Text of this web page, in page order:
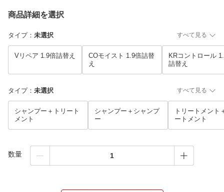
商品詳細を選択
タイプ： 未選択 すべて見る
Vリペア 1.9倍詰替え
COモイスト 1.9倍詰替
え
KRコントロール
詰替え
タイプ： 未選択 すべて見る
シャンプー＋トリート
メント
シャンプー＋シャンプ
ー
トリートメント
ートメント
数量